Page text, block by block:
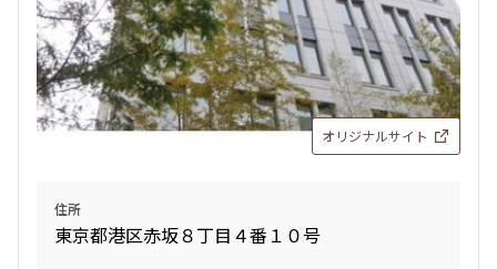
オリジナルサイト
住所
東京都港区赤坂８丁目４番１０号